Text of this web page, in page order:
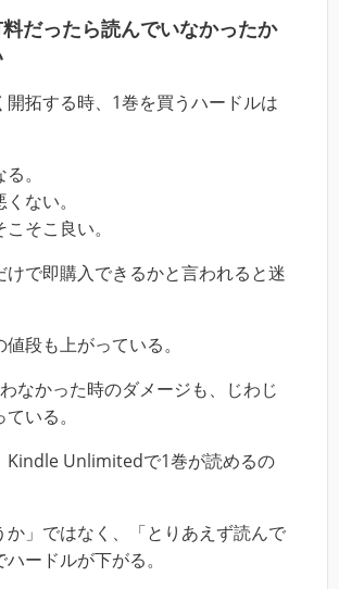
だったら読んでいなかったか
開拓する時、1巻を買うハードルは
。
ない。
そこ良い。
けで即購入できるかと言われると迷
段も上がっている。
なかった時のダメージも、じわじ
いる。
Kindle Unlimitedで1巻が読めるの
か」ではなく、「とりあえず読んで
ードルが下がる。